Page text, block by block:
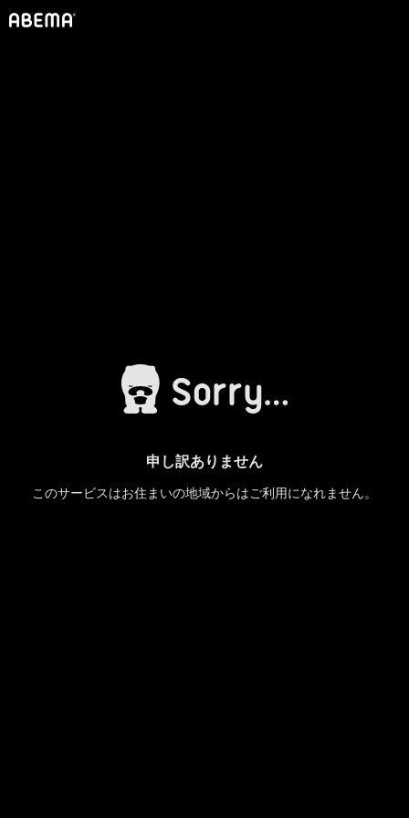
申し訳ありません
このサービスはお住まいの地域からはご利用になれません。